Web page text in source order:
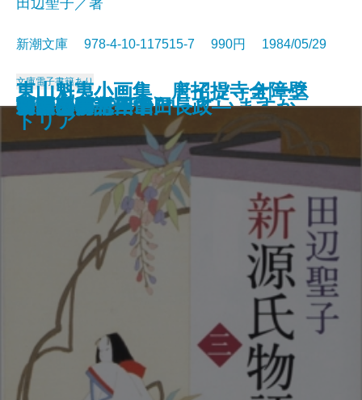
数学者の言葉では
ギリシア神話を知っていますか
一瞬の夏〔上〕
一瞬の夏〔下〕
時雨みち
音楽
東山魁夷小画集 唐招提寺全障壁
画
姥ざかり
新源氏物語〔上〕
新源氏物語〔中〕
田辺聖子／著
新潮文庫 978-4-10-117515-7 990円 1984/05/29
文庫電子書籍あり
新源氏物語〔下〕
東山魁夷小画集 ドイツ・オース
トリア
菊月夜
王国への道―山田長政―
日曜日の万年筆
春秋山伏記
言葉の海へ
富豪刑事
胡蝶の夢 三
胡蝶の夢 四